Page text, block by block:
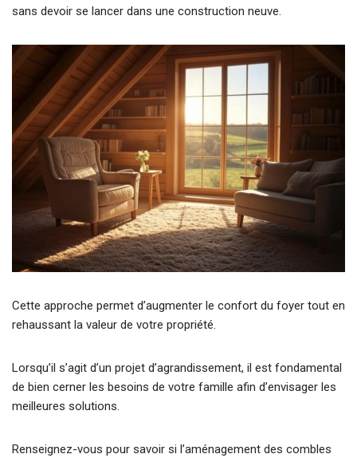
sans devoir se lancer dans une construction neuve.
Cette approche permet d’augmenter le confort du foyer tout en
rehaussant la valeur de votre propriété.
Lorsqu’il s’agit d’un projet d’agrandissement, il est fondamental
de bien cerner les besoins de votre famille afin d’envisager les
meilleures solutions.
Renseignez-vous pour savoir si l’aménagement des combles